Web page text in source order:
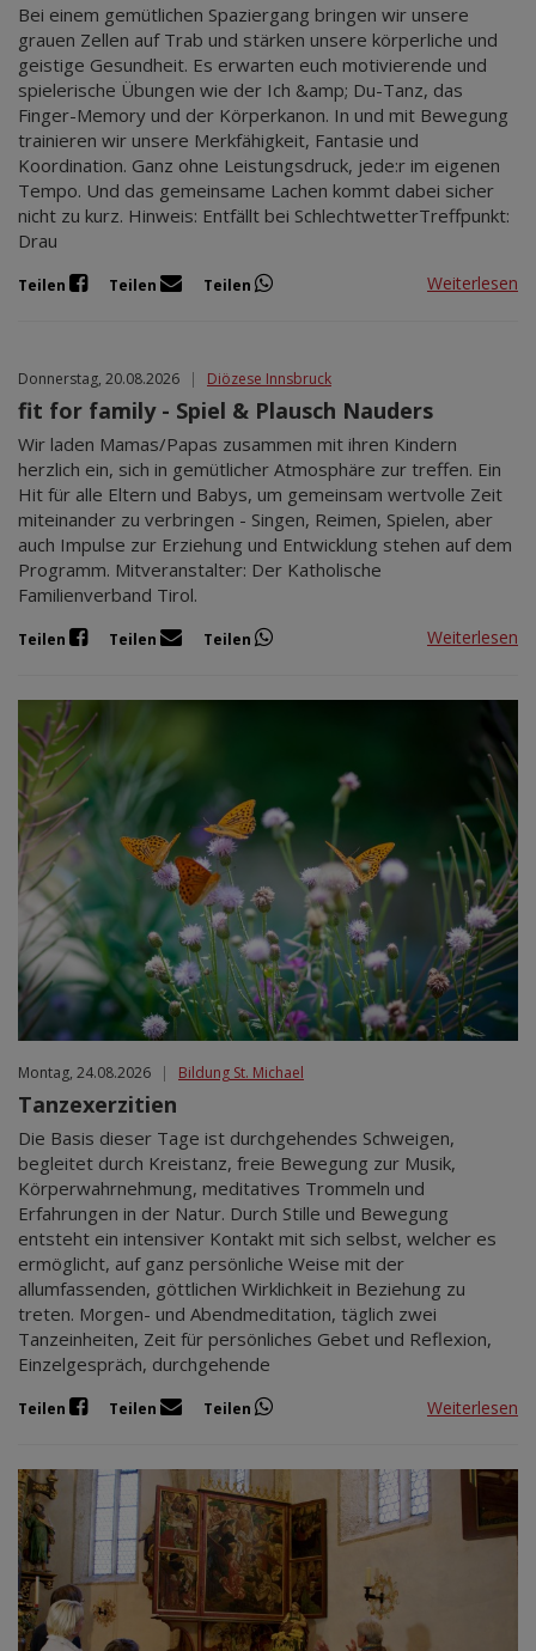
Bei einem gemütlichen Spaziergang bringen wir unsere
grauen Zellen auf Trab und stärken unsere körperliche und
geistige Gesundheit. Es erwarten euch motivierende und
spielerische Übungen wie der Ich &amp; Du-Tanz, das
Finger-Memory und der Körperkanon. In und mit Bewegung
trainieren wir unsere Merkfähigkeit, Fantasie und
Koordination. Ganz ohne Leistungsdruck, jede:r im eigenen
Tempo. Und das gemeinsame Lachen kommt dabei sicher
nicht zu kurz. Hinweis: Entfällt bei SchlechtwetterTreffpunkt:
Drau
Teilen Teilen Teilen Weiterlesen
Donnerstag, 20.08.2026 | Diözese Innsbruck
fit for family - Spiel & Plausch Nauders
Wir laden Mamas/Papas zusammen mit ihren Kindern
herzlich ein, sich in gemütlicher Atmosphäre zur treffen. Ein
Hit für alle Eltern und Babys, um gemeinsam wertvolle Zeit
miteinander zu verbringen - Singen, Reimen, Spielen, aber
auch Impulse zur Erziehung und Entwicklung stehen auf dem
Programm. Mitveranstalter: Der Katholische
Familienverband Tirol.
Teilen Teilen Teilen Weiterlesen
Montag, 24.08.2026 | Bildung St. Michael
Tanzexerzitien
Die Basis dieser Tage ist durchgehendes Schweigen,
begleitet durch Kreistanz, freie Bewegung zur Musik,
Körperwahrnehmung, meditatives Trommeln und
Erfahrungen in der Natur. Durch Stille und Bewegung
entsteht ein intensiver Kontakt mit sich selbst, welcher es
ermöglicht, auf ganz persönliche Weise mit der
allumfassenden, göttlichen Wirklichkeit in Beziehung zu
treten. Morgen- und Abendmeditation, täglich zwei
Tanzeinheiten, Zeit für persönliches Gebet und Reflexion,
Einzelgespräch, durchgehende
Teilen Teilen Teilen Weiterlesen